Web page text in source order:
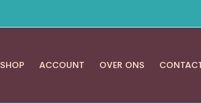
SHOP ACCOUNT OVER ONS